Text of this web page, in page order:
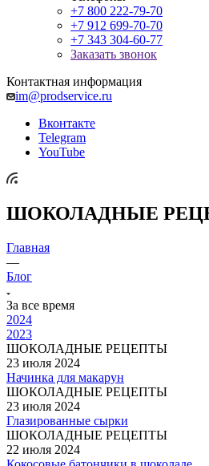
+7 800 222-79-70
+7 912 699-70-70
+7 343 304-60-77
Заказать звонок
Контактная информация
im@prodservice.ru
Вконтакте
Telegram
YouTube
ШОКОЛАДНЫЕ
Главная
—
Блог
За все время
2024
2023
ШОКОЛАДНЫЕ РЕЦЕПТЫ
23 июля 2024
Начинка для макарун
ШОКОЛАДНЫЕ РЕЦЕПТЫ
23 июля 2024
Глазированные сырки
ШОКОЛАДНЫЕ РЕЦЕПТЫ
22 июля 2024